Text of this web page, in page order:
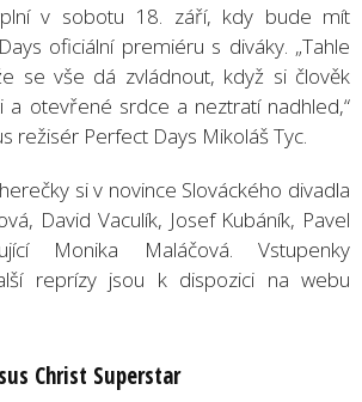
v sobotu 18. září, kdy bude mít
oficiální premiéru s diváky. „Tahle
se vše dá zvládnout, když si člověk
a otevřené srdce a neztratí nadhled,“
režisér Perfect Days Mikoláš Tyc.
si v novince Slováckého divadla
David Vaculík, Josef Kubáník, Pavel
Monika Maláčová. Vstupenky
reprízy jsou k dispozici na webu
Christ Superstar